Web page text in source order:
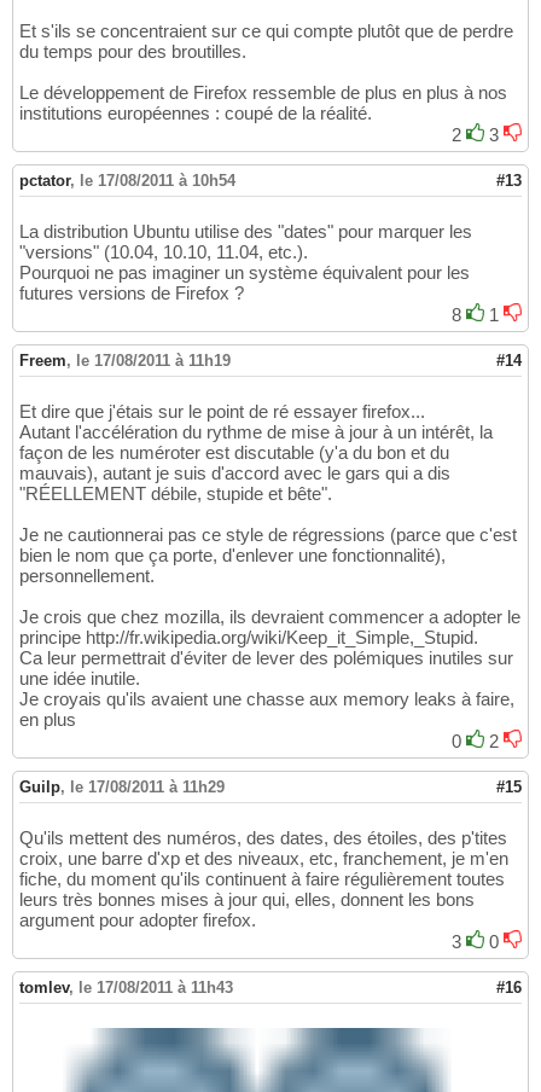
Et s'ils se concentraient sur ce qui compte plutôt que de perdre
du temps pour des broutilles.
Le développement de Firefox ressemble de plus en plus à nos
institutions européennes : coupé de la réalité.
2
3
pctator, le 17/08/2011 à 10h54 #13
La distribution Ubuntu utilise des "dates" pour marquer les
"versions" (10.04, 10.10, 11.04, etc.).
Pourquoi ne pas imaginer un système équivalent pour les
futures versions de Firefox ?
8
1
Freem, le 17/08/2011 à 11h19 #14
Et dire que j'étais sur le point de ré essayer firefox...
Autant l'accélération du rythme de mise à jour à un intérêt, la
façon de les numéroter est discutable (y'a du bon et du
mauvais), autant je suis d'accord avec le gars qui a dis
"RÉELLEMENT débile, stupide et bête".
Je ne cautionnerai pas ce style de régressions (parce que c'est
bien le nom que ça porte, d'enlever une fonctionnalité),
personnellement.
Je crois que chez mozilla, ils devraient commencer a adopter le
principe http://fr.wikipedia.org/wiki/Keep_it_Simple,_Stupid.
Ca leur permettrait d'éviter de lever des polémiques inutiles sur
une idée inutile.
Je croyais qu'ils avaient une chasse aux memory leaks à faire,
en plus
0
2
Guilp, le 17/08/2011 à 11h29 #15
Qu'ils mettent des numéros, des dates, des étoiles, des p'tites
croix, une barre d'xp et des niveaux, etc, franchement, je m'en
fiche, du moment qu'ils continuent à faire régulièrement toutes
leurs très bonnes mises à jour qui, elles, donnent les bons
argument pour adopter firefox.
3
0
tomlev, le 17/08/2011 à 11h43 #16